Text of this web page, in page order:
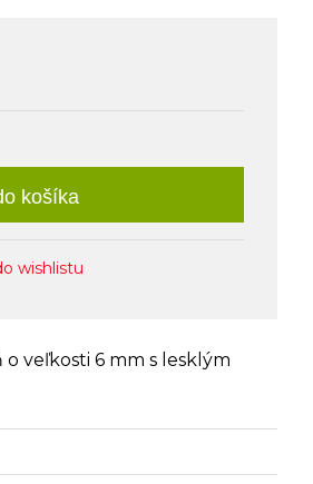
košíka
wishlistu
veľkosti 6 mm s lesklým